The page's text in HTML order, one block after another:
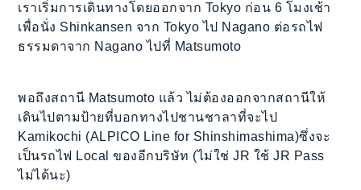
เราเริ่มการเดินทางโดยออกจาก Tokyo ก่อน 6 โมงเช้า
เพื่อนั่ง Shinkansen จาก Tokyo ไป Nagano ต่อรถไฟ
ธรรมดาจาก Nagano ไปที่ Matsumoto
พอถึงสถานี Matsumoto แล้ว ไม่ต้องออกจากสถานีให้
เดินไปตามป้ายที่บอกทางไปชานชาลาที่จะไป
Kamikochi (ALPICO Line for Shinshimashima)ซึ่งจะ
เป็นรถไฟ Local ของอีกบริษัท (ไม่ใช่ JR ใช้ JR Pass
ไม่ได้นะ)